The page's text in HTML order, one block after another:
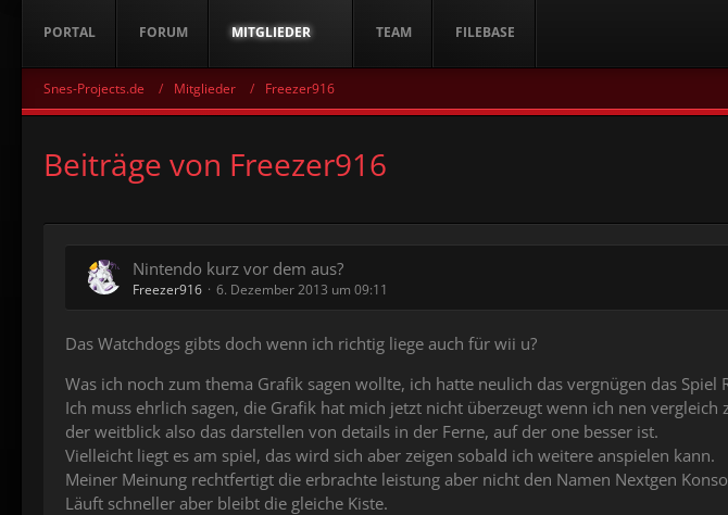
PORTAL FORUM MITGLIEDER TEAM FILEBASE
Snes-Projects.de Mitglieder Freezer916
Beiträge von Freezer916
Nintendo kurz vor dem aus?
Freezer916 6. Dezember 2013 um 09:11
Das Watchdogs gibts doch wenn ich richtig liege auch für wii u?
Was ich noch zum thema Grafik sagen wollte, ich hatte neulich das vergnügen das Spiel
Ich muss ehrlich sagen, die Grafik hat mich jetzt nicht überzeugt wenn ich nen
der weitblick also das darstellen von details in der Ferne, auf der one besser ist.
Vielleicht liegt es am spiel, das wird sich aber zeigen sobald ich weitere anspielen kann.
Meiner Meinung rechtfertigt die erbrachte leistung aber nicht den Namen Nextgen
Läuft schneller aber bleibt die gleiche Kiste.